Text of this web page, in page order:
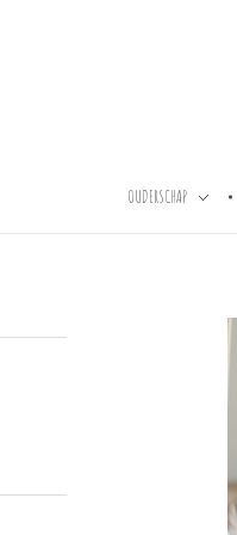
OUDERSCHAP